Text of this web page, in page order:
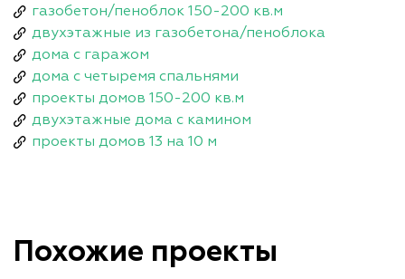
газобетон/пеноблок 150-200 кв.м
двухэтажные из газобетона/пеноблока
дома с гаражом
дома с четыремя спальнями
проекты домов 150-200 кв.м
двухэтажные дома с камином
проекты домов 13 на 10 м
Похожие проекты